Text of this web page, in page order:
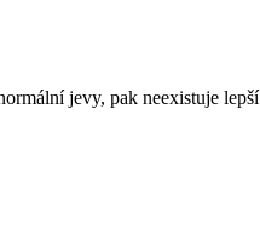
jevy, pak neexistuje